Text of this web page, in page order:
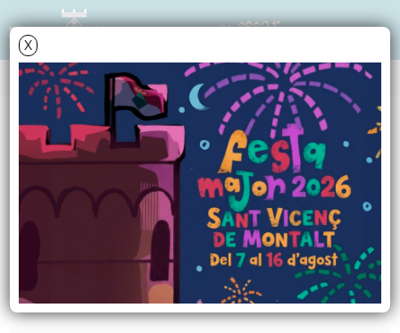
X
MARCS
Racó del jovent
Racó del jovent
Informació relacionada